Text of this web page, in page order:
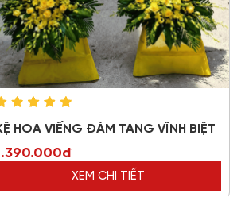
HOA VIẾNG ĐÁM TANG VĨNH BIỆT
XEM CHI TIẾT